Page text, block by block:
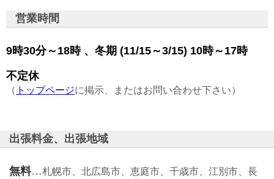
営業時間
9時30分～18時 、冬期 (11/15～3/15) 10時～17時
不定休
（ トップページに掲示、またはお問い合わせ下さい）
出張料金、出張地域
無料…札幌市、北広島市、恵庭市、千歳市、江別市、長